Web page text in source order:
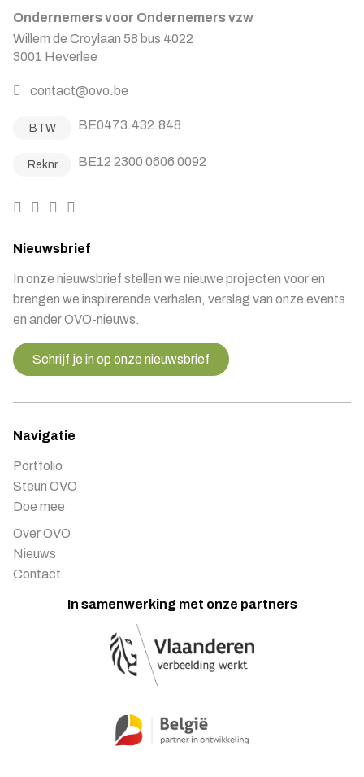
Ondernemers voor Ondernemers vzw
Willem de Croylaan 58 bus 4022
3001 Heverlee
contact@ovo.be
BTW BE0473.432.848
Reknr BE12 2300 0606 0092
Nieuwsbrief
In onze nieuwsbrief stellen we nieuwe projecten voor en
brengen we inspirerende verhalen, verslag van onze events
en ander OVO-nieuws.
Schrijf je in op onze nieuwsbrief
Navigatie
Portfolio
Steun OVO
Doe mee
Over OVO
Nieuws
Contact
In samenwerking met onze partners